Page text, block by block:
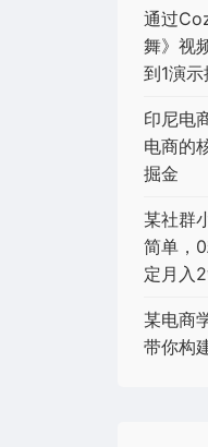
通过
舞》视
到1演
印尼电
电商的
掘金
某社群
简单，
定月入
某电商
带你构